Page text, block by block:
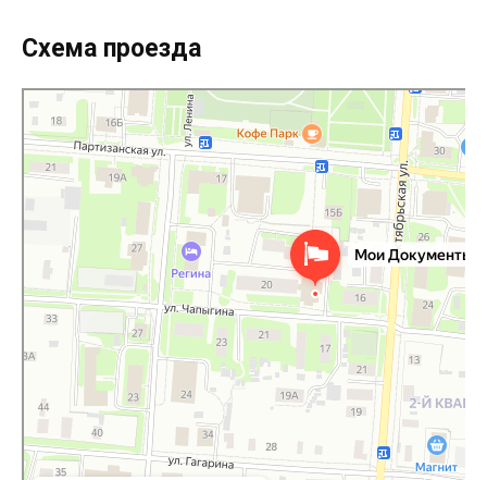
Схема проезда
МФЦ Мои документы
МФЦ в Архангельской области